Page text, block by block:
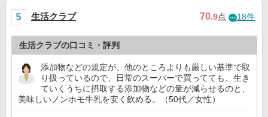
生活クラブ 70.9点 18件
生活クラブの口コミ・評判
添加物などの規定が、他のところよりも厳しい基準で取
り扱っているので、日常のスーパーで買ってても、生き
ていくうちに摂取する添加物などの量が減らせるのと、
美味しいノンホモ牛乳を安く飲める。（50代／女性）